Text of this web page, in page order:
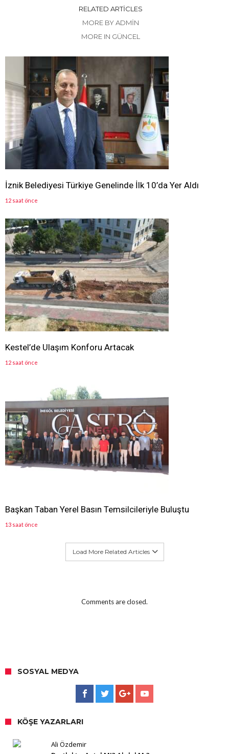
RELATED ARTICLES
MORE BY ADMIN
MORE IN GÜNCEL
İznik Belediyesi Türkiye Genelinde İlk 10’da Yer Aldı
12 saat önce
Kestel’de Ulaşım Konforu Artacak
12 saat önce
Başkan Taban Yerel Basın Temsilcileriyle Buluştu
13 saat önce
Load More Related Articles
Comments are closed.
SOSYAL MEDYA
KÖŞE YAZARLARI
Ali Özdemir